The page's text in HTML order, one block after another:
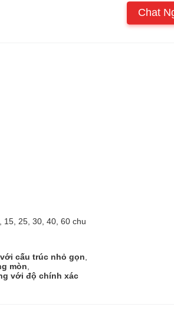
Chat
15, 25, 30, 40, 60 chu
cấu trúc nhỏ gọn
mòn
với độ chính xác